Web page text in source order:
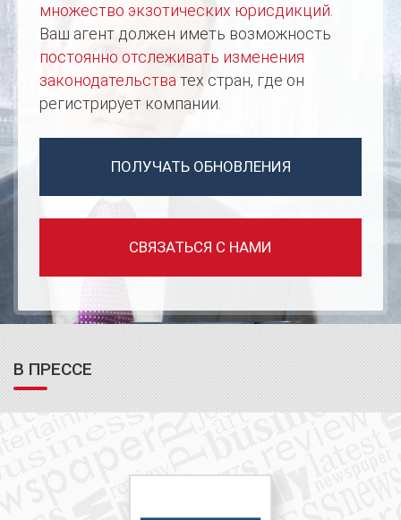
множество экзотических юрисдикций.
Ваш агент должен иметь возможность
постоянно отслеживать изменения
законодательстватех стран, где он
регистрирует компании.
ПОЛУЧАТЬ ОБНОВЛЕНИЯ
СВЯЗАТЬСЯ С НАМИ
В ПРЕССЕ